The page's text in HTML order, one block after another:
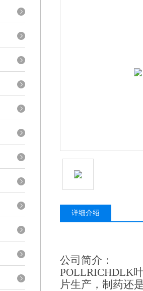
详细介绍
公司简介：
POLLRICHDLK
片生产，制药还